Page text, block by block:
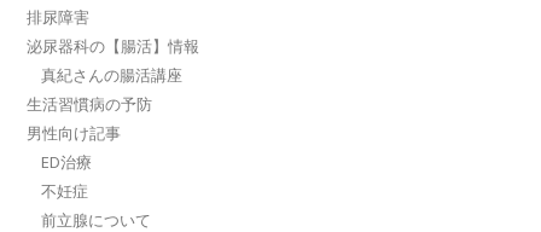
排尿障害
泌尿器科の【腸活】情報
真紀さんの腸活講座
生活習慣病の予防
男性向け記事
ED治療
不妊症
前立腺について